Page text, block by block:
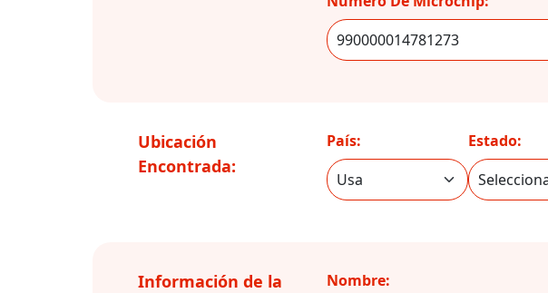
Ubicación
Encontrada:
País: Estado:
Información de la
Nombre: